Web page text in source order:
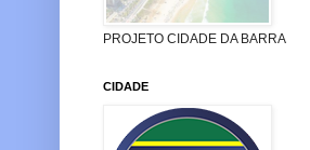
PROJETO CIDADE DA BARRA
CIDADE